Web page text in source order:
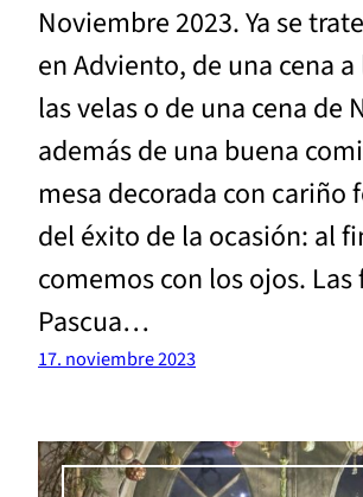
Noviembre 2023. Ya se
en Adviento, de una cena
las velas o de una cena de
además de una buena
mesa decorada con cariño
del éxito de la ocasión: al
comemos con los ojos. Las
Pascua…
17. noviembre 2023